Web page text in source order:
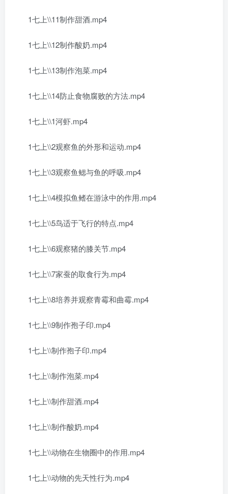
1七上\\11制作甜酒.mp4
1七上\\12制作酸奶.mp4
1七上\\13制作泡菜.mp4
1七上\\14防止食物腐败的方法.mp4
1七上\\1河虾.mp4
1七上\\2观察鱼的外形和运动.mp4
1七上\\3观察鱼鳃与鱼的呼吸.mp4
1七上\\4模拟鱼鳍在游泳中的作用.mp4
1七上\\5鸟适于飞行的特点.mp4
1七上\\6观察猪的膝关节.mp4
1七上\\7家蚕的取食行为.mp4
1七上\\8培养并观察青霉和曲霉.mp4
1七上\\9制作孢子印.mp4
1七上\\制作孢子印.mp4
1七上\\制作泡菜.mp4
1七上\\制作甜酒.mp4
1七上\\制作酸奶.mp4
1七上\\动物在生物圈中的作用.mp4
1七上\\动物的先天性行为.mp4